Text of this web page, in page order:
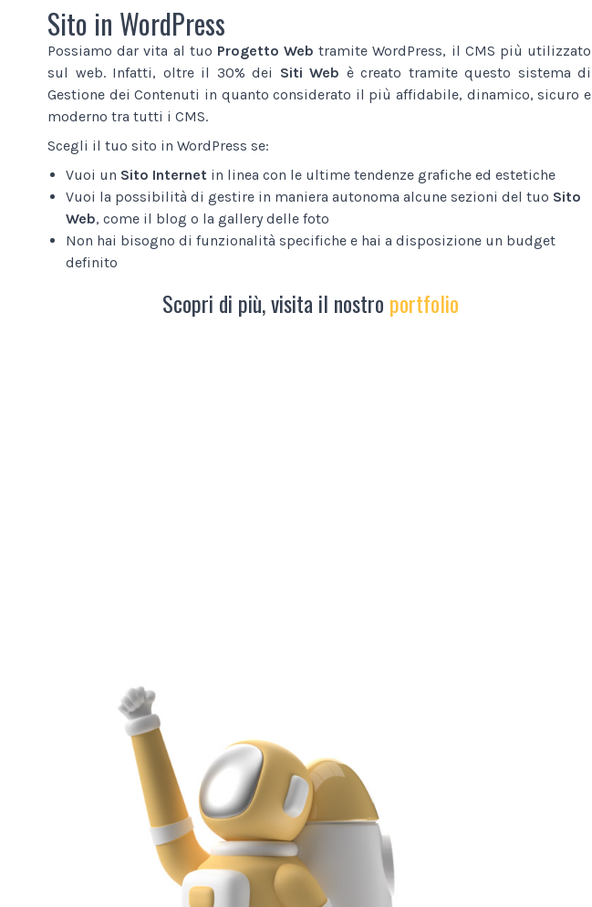
Sito in WordPress
Possiamo dar vita al tuo Progetto Web tramite WordPress, il CMS più utilizzato
sul web. Infatti, oltre il 30% dei Siti Web è creato tramite questo sistema di
Gestione dei Contenuti in quanto considerato il più affidabile, dinamico, sicuro e
moderno tra tutti i CMS.
Scegli il tuo sito in WordPress se:
Vuoi un Sito Internet in linea con le ultime tendenze grafiche ed estetiche
Vuoi la possibilità di gestire in maniera autonoma alcune sezioni del tuo Sito
Web, come il blog o la gallery delle foto
Non hai bisogno di funzionalità specifiche e hai a disposizione un budget
definito
Scopri di più, visita il nostro portfolio